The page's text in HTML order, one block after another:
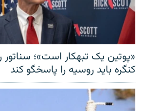
«پوتین یک تبهکار است»؛
کنگره باید روسیه را پاسخگو کند